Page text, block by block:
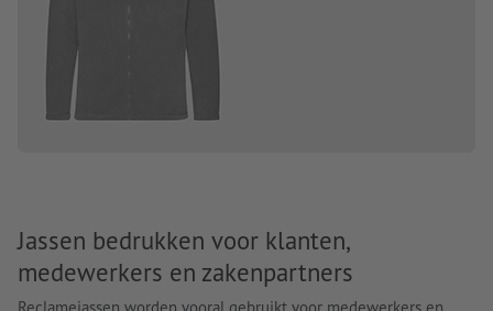
Jassen bedrukken voor klanten,
medewerkers en zakenpartners